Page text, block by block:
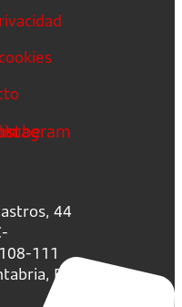
44
111
España.